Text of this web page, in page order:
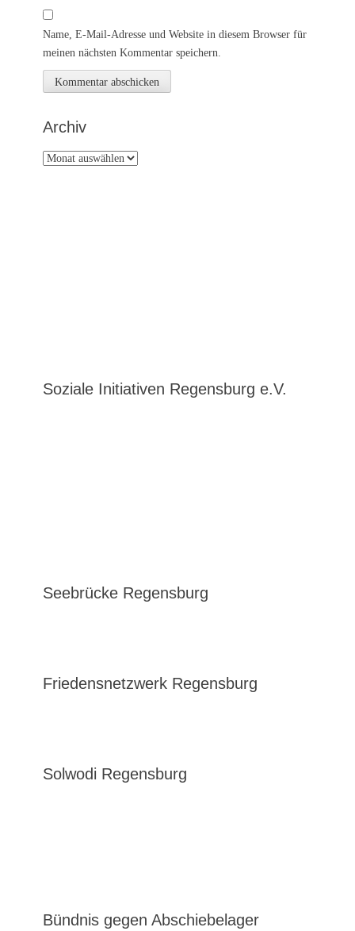
Name, E-Mail-Adresse und Website in diesem Browser für
meinen nächsten Kommentar speichern.
Archiv
Archiv
Soziale Initiativen Regensburg e.V.
Seebrücke Regensburg
Friedensnetzwerk Regensburg
Solwodi Regensburg
Bündnis gegen Abschiebelager